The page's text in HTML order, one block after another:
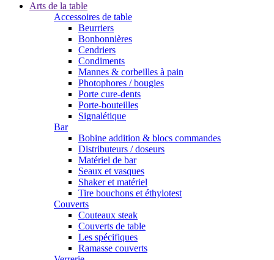
Arts de la table
Accessoires de table
Beurriers
Bonbonnières
Cendriers
Condiments
Mannes & corbeilles à pain
Photophores / bougies
Porte cure-dents
Porte-bouteilles
Signalétique
Bar
Bobine addition & blocs commandes
Distributeurs / doseurs
Matériel de bar
Seaux et vasques
Shaker et matériel
Tire bouchons et éthylotest
Couverts
Couteaux steak
Couverts de table
Les spécifiques
Ramasse couverts